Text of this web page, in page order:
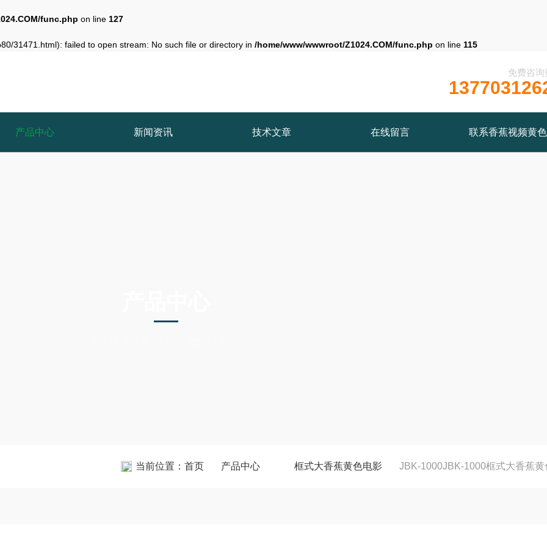
func.php on line 127
31471.html): failed to open stream: No such file or directory in /home/www/wwwroot/Z1024.COM/func.php on line 115
免费咨询
产品中心 新闻资讯 技术文章 在线留言 联系香蕉视频黄色
当前位置： 首页 产品中心 框式大香蕉黄色电影 JBK-1000JBK-1000框式大香蕉